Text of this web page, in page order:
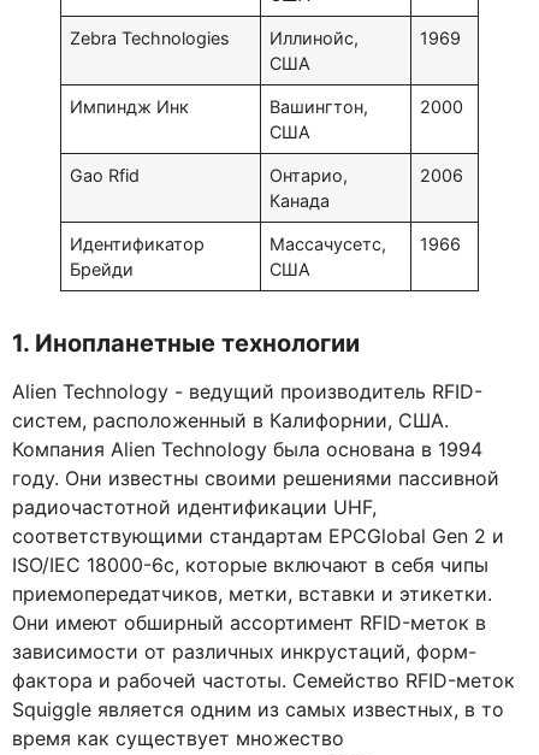
Zebra Technologies
Иллинойс,
США
1969
Импиндж Инк
Вашингтон,
США
2000
Gao Rfid
Онтарио,
Канада
2006
Идентификатор
Брейди
Массачусетс,
США
1966
1. Инопланетные технологии
Alien Technology - ведущий производитель RFID-
систем, расположенный в Калифорнии, США.
Компания Alien Technology была основана в 1994
году. Они известны своими решениями пассивной
радиочастотной идентификации UHF,
соответствующими стандартам EPCGlobal Gen 2 и
ISO/IEC 18000-6c, которые включают в себя чипы
приемопередатчиков, метки, вставки и этикетки.
Они имеют обширный ассортимент RFID-меток в
зависимости от различных инкрустаций, форм-
фактора и рабочей частоты. Семейство RFID-меток
Squiggle является одним из самых известных, в то
время как существует множество